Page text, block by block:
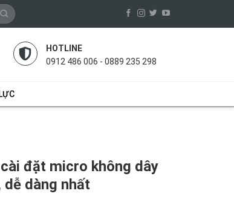
HOTLINE
0912 486 006 - 0889 235 298
đặt micro không dây
dễ dàng nhất